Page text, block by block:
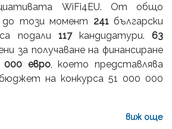
WiFi4EU. От общо
до този момент 241български
подали 117кандидатури.63
за получаване на финансиране
000 евро, което представлява
на конкурса 51 000 000
виж още